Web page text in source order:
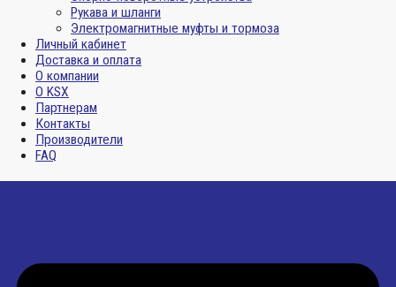
Рукава и шланги
Электромагнитные муфты и тормоза
Личный кабинет
Доставка и оплата
О компании
О KSX
Партнерам
Контакты
Производители
FAQ